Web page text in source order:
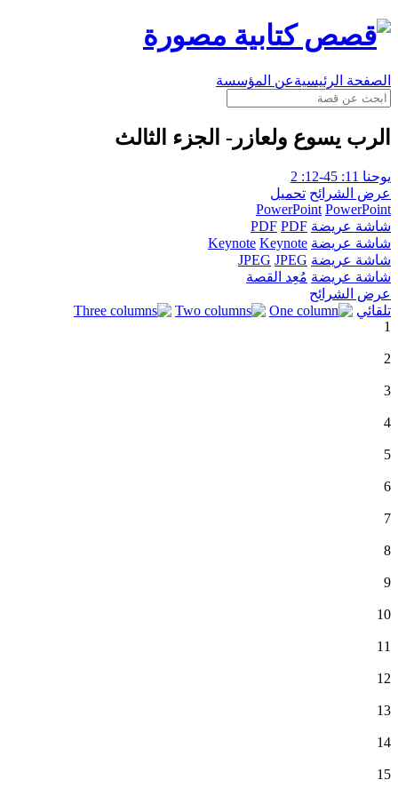
الصفحة الرئيسيةعن المؤسسة
الرب يسوع ولعازر- الجزء الثالث
يوحنا 11: 45-12: 2
عرض الشرائح تحميل
PowerPoint PowerPoint
شاشة عريضة
PDF PDF
شاشة عريضة
Keynote Keynote
شاشة عريضة
JPEG JPEG
شاشة عريضة مُعِد القصة
عرض الشرائح
تلقائي
1
2
3
4
5
6
7
8
9
10
11
12
13
14
15